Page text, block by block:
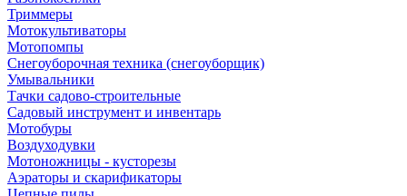
Триммеры
Мотокультиваторы
Мотопомпы
Снегоуборочная техника (снегоуборщик)
Умывальники
Тачки садово-строительные
Садовый инструмент и инвентарь
Мотобуры
Воздуходувки
Мотоножницы - кусторезы
Аэраторы и скарификаторы